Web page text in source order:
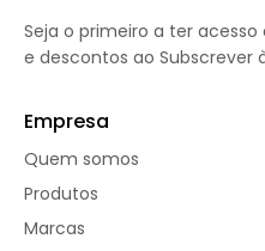
Seja o primeiro a ter acesso
e descontos ao Subscrever
Empresa
Quem somos
Produtos
Marcas